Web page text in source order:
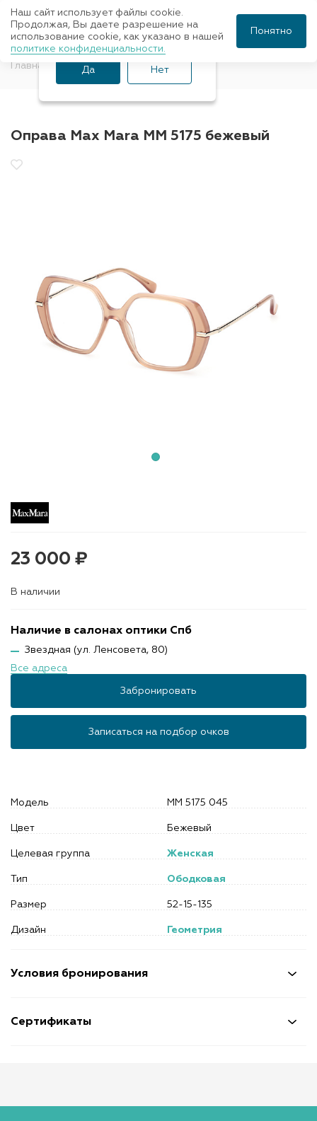
Главная Оправы для очков Max Mara
Оправа Max Mara MM 5175 бежевый
Условия бронирования
Сертификаты
23 000 ₽
В наличии
Наличие в салонах оптики Спб
Звездная (ул. Ленсовета, 80)
Все адреса
Забронировать
Записаться на подбор очков
Модель MM 5175 045
Цвет Бежевый
Целевая группа Женская
Тип Ободковая
Размер 52-15-135
Дизайн Геометрия
Ваш город Санкт-
Петербург?
Да Нет
Наш сайт использует файлы cookie.
Продолжая, Вы даете разрешение на
использование cookie, как указано в нашей
политике конфиденциальности.
Понятно